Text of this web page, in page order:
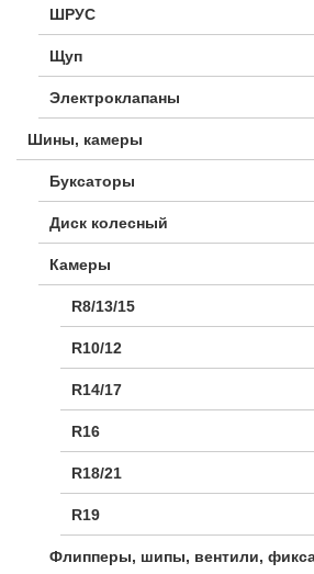
ШРУС
Щуп
Электроклапаны
Шины, камеры
Буксаторы
Диск колесный
Камеры
R8/13/15
R10/12
R14/17
R16
R18/21
R19
Флипперы, шипы, вентили,